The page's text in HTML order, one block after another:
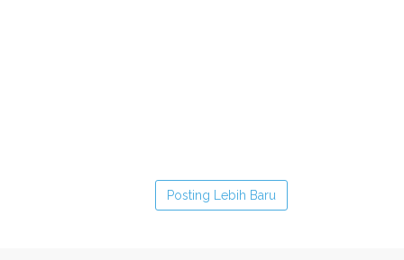
Posting Lebih Baru